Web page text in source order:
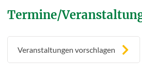
Termine/
Veranstaltungen vorschlagen